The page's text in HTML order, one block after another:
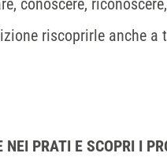
conoscere,
riscoprirle anche a
PRATI E SCOPRI I